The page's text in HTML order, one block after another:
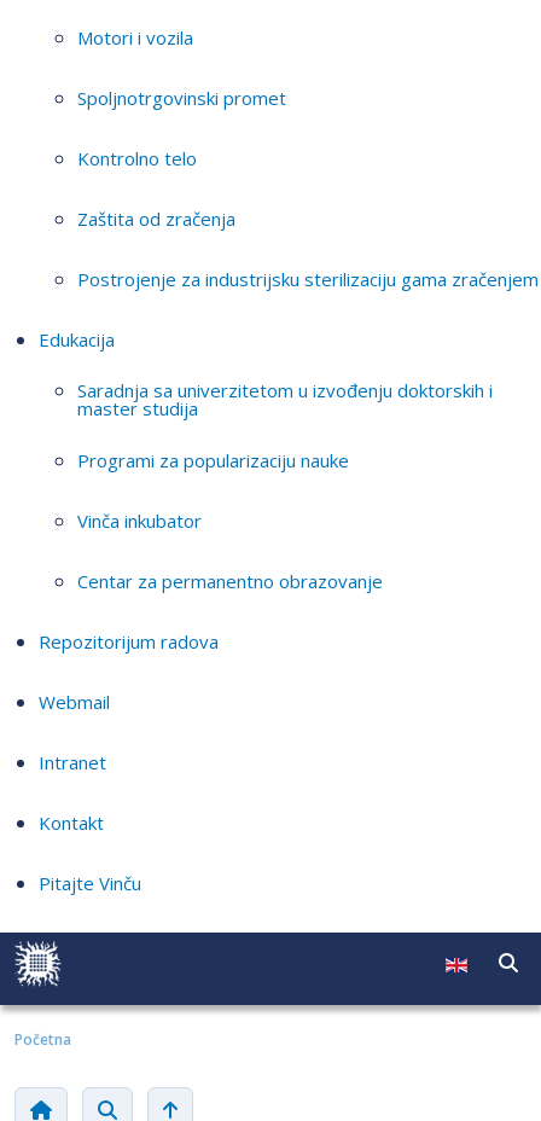
Motori i vozila
Spoljnotrgovinski promet
Kontrolno telo
Zaštita od zračenja
Postrojenje za industrijsku sterilizaciju gama zračenjem
Edukacija
Saradnja sa univerzitetom u izvođenju doktorskih i
master studija
Programi za popularizaciju nauke
Vinča inkubator
Centar za permanentno obrazovanje
Repozitorijum radova
Webmail
Intranet
Kontakt
Pitajte Vinču
Početna